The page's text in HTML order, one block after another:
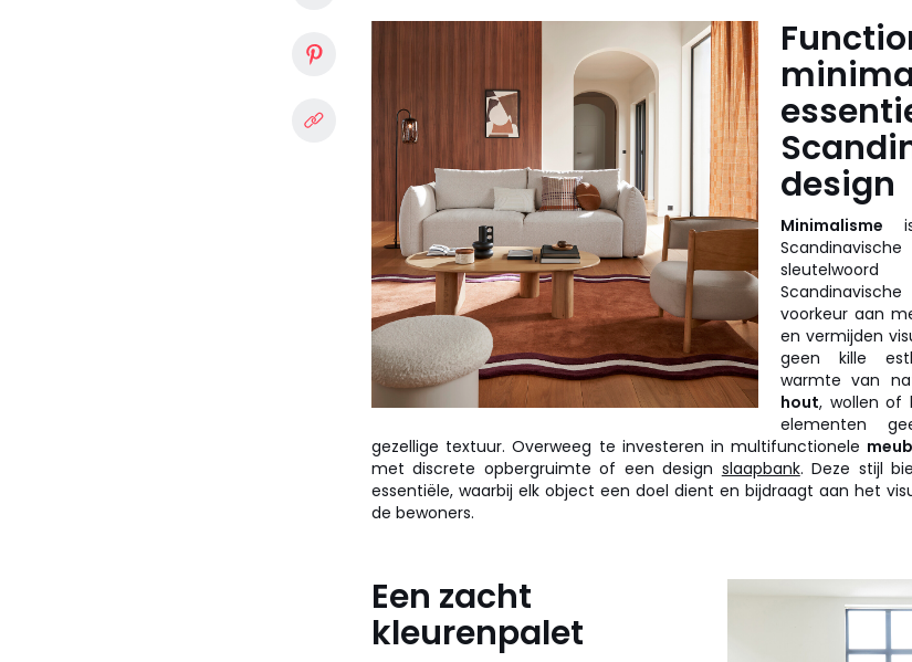
design
Minimalisme
voorkeur aan
en vermijden
geen kille
warmte van
hout, wollen of
elementen
gezellige textuur. Overweeg te investeren in multifunctionele
met discrete opbergruimte of een design slaapbank. Deze stijl
essentiële, waarbij elk object een doel dient en bijdraagt aan het
de bewoners.
Een zacht
kleurenpalet